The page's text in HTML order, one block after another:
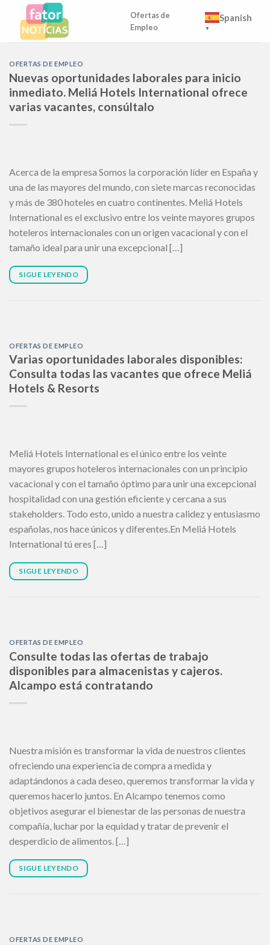
content
Ofertas de
Empleo
Spanish
▼
OFERTAS DE EMPLEO
Nuevas oportunidades laborales para inicio
inmediato. Meliá Hotels International ofrece
varias vacantes, consúltalo
Acerca de la empresa Somos la corporación líder en España y
una de las mayores del mundo, con siete marcas reconocidas
y más de 380 hoteles en cuatro continentes. Meliá Hotels
International es el exclusivo entre los veinte mayores grupos
hoteleros internacionales con un origen vacacional y con el
tamaño ideal para unir una excepcional […]
SIGUE LEYENDO
OFERTAS DE EMPLEO
Varias oportunidades laborales disponibles:
Consulta todas las vacantes que ofrece Meliá
Hotels & Resorts
Meliá Hotels International es el único entre los veinte
mayores grupos hoteleros internacionales con un principio
vacacional y con el tamaño óptimo para unir una excepcional
hospitalidad con una gestión eficiente y cercana a sus
stakeholders. Todo esto, unido a nuestra calidez y entusiasmo
españolas, nos hace únicos y diferentes.En Meliá Hotels
International tú eres […]
SIGUE LEYENDO
OFERTAS DE EMPLEO
Consulte todas las ofertas de trabajo
disponibles para almacenistas y cajeros.
Alcampo está contratando
Nuestra misión es transformar la vida de nuestros clientes
ofreciendo una experiencia de compra a medida y
adaptándonos a cada deseo, queremos transformar la vida y
queremos hacerlo juntos. En Alcampo tenemos como
objetivos asegurar el bienestar de las personas de nuestra
compañía, luchar por la equidad y tratar de prevenir el
desperdicio de alimentos. […]
SIGUE LEYENDO
OFERTAS DE EMPLEO